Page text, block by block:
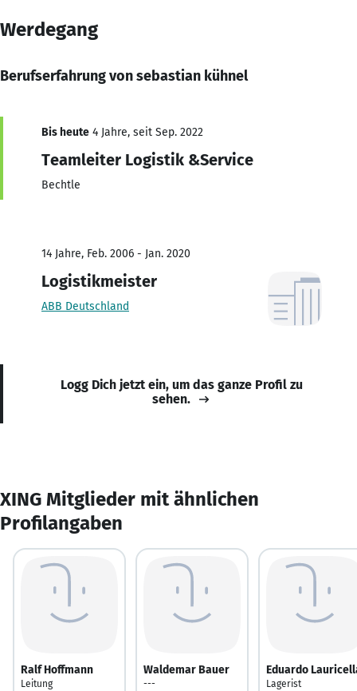
Werdegang
Berufserfahrung von sebastian kühnel
Bis heute 4 Jahre, seit Sep. 2022
Teamleiter Logistik &Service
Bechtle
14 Jahre, Feb. 2006 - Jan. 2020
Logistikmeister
ABB Deutschland
Logg Dich jetzt ein, um das ganze Profil zu
sehen.
XING Mitglieder mit ähnlichen
Profilangaben
Ralf Hoffmann
Leitung
Waldemar Bauer
---
Eduardo
Lagerist